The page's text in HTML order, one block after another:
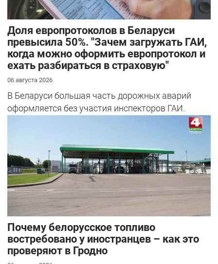
Доля европротоколов в Беларуси
превысила 50%. "Зачем загружать ГАИ,
когда можно оформить европротокол и
ехать разбираться в страховую"
06 августа 2026
В Беларуси большая часть дорожных аварий
оформляется без участия инспекторов ГАИ.
Почему белорусское топливо
востребовано у иностранцев – как это
проверяют в Гродно